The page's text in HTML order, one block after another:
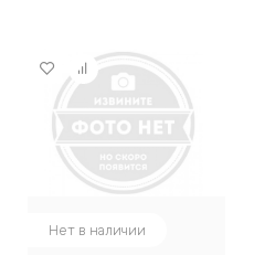
Нет в наличии